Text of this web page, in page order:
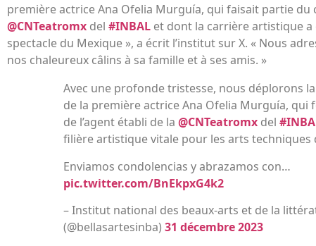
première actrice Ana Ofelia Murguía, qui faisait partie du
@CNTeatromx del #INBAL et dont la carrière artistique
spectacle du Mexique », a écrit l’institut sur X. « Nous
nos chaleureux câlins à sa famille et à ses amis. »
Avec une profonde tristesse, nous déplorons
de la première actrice Ana Ofelia Murguía, qui
de l’agent établi de la @CNTeatromx del
filière artistique vitale pour les arts techniques
Enviamos condolencias y abrazamos con…
pic.twitter.com/BnEkpxG4k2
– Institut national des beaux-arts et de la
(@bellasartesinba) 31 décembre 2023